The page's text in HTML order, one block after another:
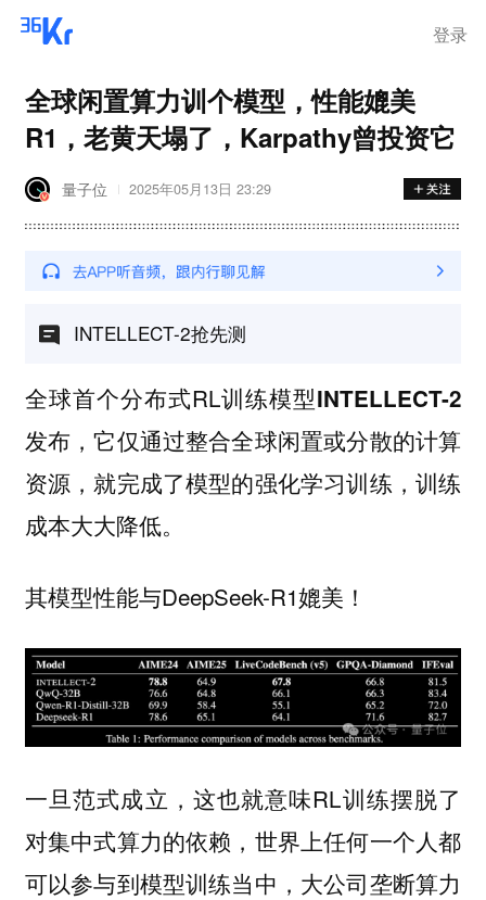
登录
全球闲置算力训个模型，性能媲美
R1，老黄天塌了，Karpathy曾投资它
量子位 2025年05月13日 23:29
INTELLECT-2抢先测
全球首个分布式RL训练模型INTELLECT-2
发布，它仅通过整合全球闲置或分散的计算
资源，就完成了模型的强化学习训练，训练
成本大大降低。
其模型性能与DeepSeek-R1媲美！
一旦范式成立，这也就意味RL训练摆脱了
对集中式算力的依赖，世界上任何一个人都
可以参与到模型训练当中，大公司垄断算力